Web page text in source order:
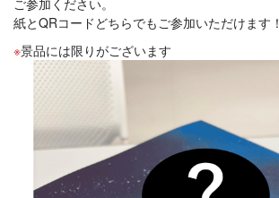
ご参加ください。
紙とQRコードどちらでもご参加いただけます！
景品には限りがございます